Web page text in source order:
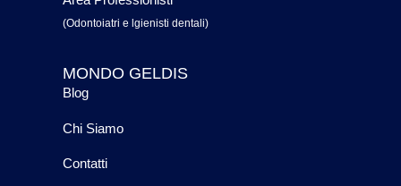
(Odontoiatri e lgienisti dentali)
MONDO GELDIS
Blog
Chi Siamo
Contatti